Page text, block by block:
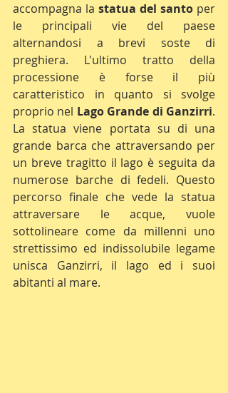
accompagna la statua del santo per
le principali vie del paese
alternandosi a brevi soste di
preghiera. L'ultimo tratto della
processione è forse il più
caratteristico in quanto si svolge
proprio nel Lago Grande di Ganzirri.
La statua viene portata su di una
grande barca che attraversando per
un breve tragitto il lago è seguita da
numerose barche di fedeli. Questo
percorso finale che vede la statua
attraversare le acque, vuole
sottolineare come da millenni uno
strettissimo ed indissolubile legame
unisca Ganzirri, il lago ed i suoi
abitanti al mare.